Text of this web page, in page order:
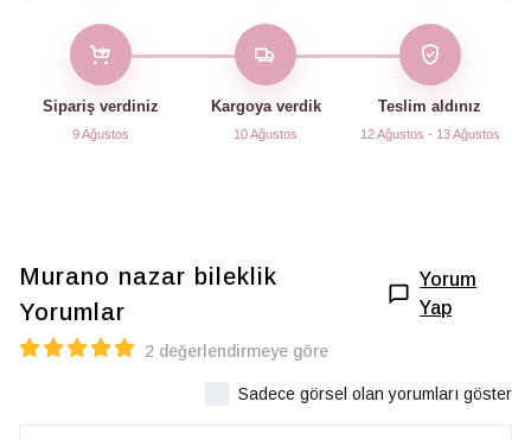
Sipariş verdiniz
9 Ağustos
Kargoya verdik
10 Ağustos
Teslim aldınız
12 Ağustos - 13 Ağustos
Murano nazar bileklik
Yorumlar
Yorum
Yap
2 değerlendirmeye göre
Sadece görsel olan yorumları göster